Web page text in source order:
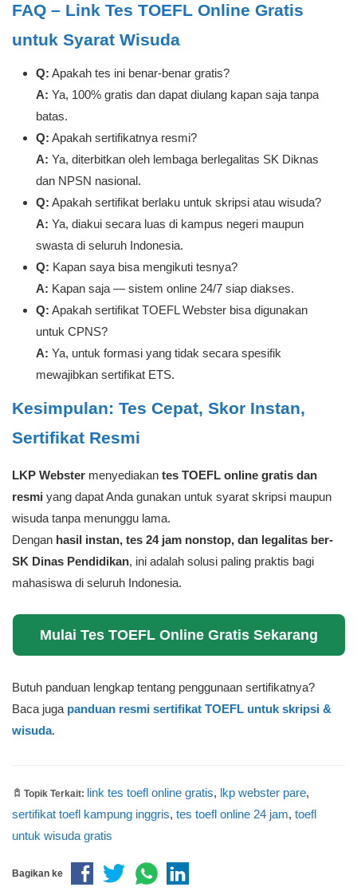
FAQ – Link Tes TOEFL Online Gratis
untuk Syarat Wisuda
Q: Apakah tes ini benar-benar gratis?
A: Ya, 100% gratis dan dapat diulang kapan saja tanpa
batas.
Q: Apakah sertifikatnya resmi?
A: Ya, diterbitkan oleh lembaga berlegalitas SK Diknas
dan NPSN nasional.
Q: Apakah sertifikat berlaku untuk skripsi atau wisuda?
A: Ya, diakui secara luas di kampus negeri maupun
swasta di seluruh Indonesia.
Q: Kapan saya bisa mengikuti tesnya?
A: Kapan saja — sistem online 24/7 siap diakses.
Q: Apakah sertifikat TOEFL Webster bisa digunakan
untuk CPNS?
A: Ya, untuk formasi yang tidak secara spesifik
mewajibkan sertifikat ETS.
Kesimpulan: Tes Cepat, Skor Instan,
Sertifikat Resmi
LKP Webster menyediakan tes TOEFL online gratis dan
resmi yang dapat Anda gunakan untuk syarat skripsi maupun
wisuda tanpa menunggu lama.
Dengan hasil instan, tes 24 jam nonstop, dan legalitas ber-
SK Dinas Pendidikan, ini adalah solusi paling praktis bagi
mahasiswa di seluruh Indonesia.
Mulai Tes TOEFL Online Gratis Sekarang
Butuh panduan lengkap tentang penggunaan sertifikatnya?
Baca juga panduan resmi sertifikat TOEFL untuk skripsi &
wisuda.
Topik Terkait: link tes toefl online gratis, lkp webster pare,
sertifikat toefl kampung inggris, tes toefl online 24 jam, toefl
untuk wisuda gratis
Bagikan ke